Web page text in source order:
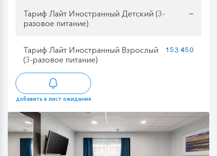
Тариф Лайт Иностранный Детский (3-
разовое питание)
—
Тариф Лайт Иностранный Взрослый
(3-разовое питание)
153 450
добавить в лист ожидания